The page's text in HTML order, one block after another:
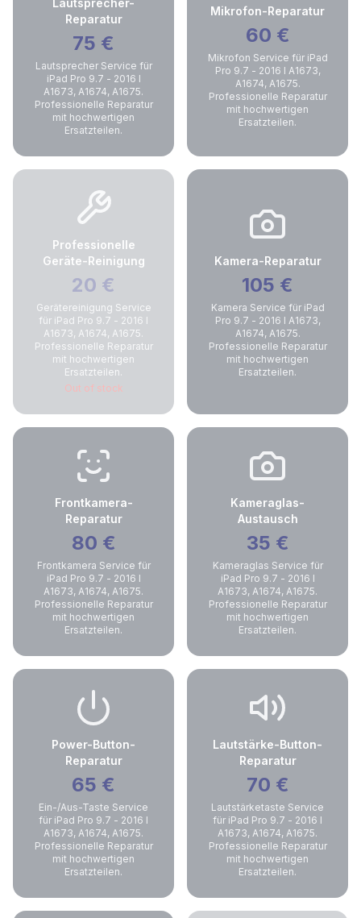
Lautsprecher-
Reparatur
75 €
Lautsprecher Service für
iPad Pro 9.7 - 2016 I
A1673, A1674, A1675.
Professionelle Reparatur
mit hochwertigen
Ersatzteilen.
Mikrofon-Reparatur
60 €
Mikrofon Service für iPad
Pro 9.7 - 2016 I A1673,
A1674, A1675.
Professionelle Reparatur
mit hochwertigen
Ersatzteilen.
Professionelle
Geräte-Reinigung
20 €
Gerätereinigung Service
für iPad Pro 9.7 - 2016 I
A1673, A1674, A1675.
Professionelle Reparatur
mit hochwertigen
Ersatzteilen.
Out of stock
Kamera-Reparatur
105 €
Kamera Service für iPad
Pro 9.7 - 2016 I A1673,
A1674, A1675.
Professionelle Reparatur
mit hochwertigen
Ersatzteilen.
Frontkamera-
Reparatur
80 €
Frontkamera Service für
iPad Pro 9.7 - 2016 I
A1673, A1674, A1675.
Professionelle Reparatur
mit hochwertigen
Ersatzteilen.
Kameraglas-
Austausch
35 €
Kameraglas Service für
iPad Pro 9.7 - 2016 I
A1673, A1674, A1675.
Professionelle Reparatur
mit hochwertigen
Ersatzteilen.
Power-Button-
Reparatur
65 €
Ein-/Aus-Taste Service
für iPad Pro 9.7 - 2016 I
A1673, A1674, A1675.
Professionelle Reparatur
mit hochwertigen
Ersatzteilen.
Lautstärke-Button-
Reparatur
70 €
Lautstärketaste Service
für iPad Pro 9.7 - 2016 I
A1673, A1674, A1675.
Professionelle Reparatur
mit hochwertigen
Ersatzteilen.